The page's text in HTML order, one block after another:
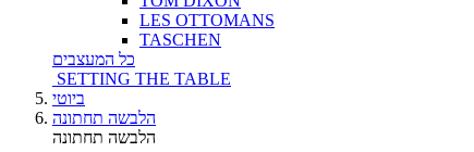
LES OTTOMANS
TASCHEN
כל המעצבים
SETTING THE TABLE
ביוטי
הלבשה תחתונה
הלבשה תחתונה